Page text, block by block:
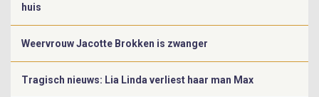
huis
Weervrouw Jacotte Brokken is zwanger
Tragisch nieuws: Lia Linda verliest haar man Max